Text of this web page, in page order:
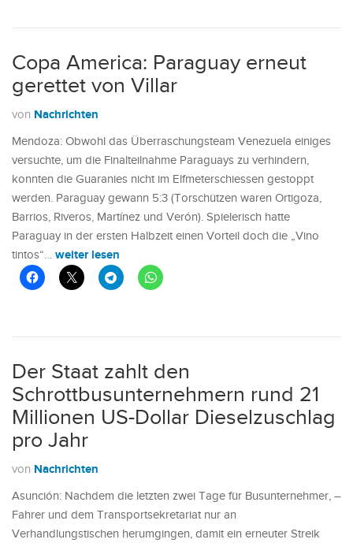
Copa America: Paraguay erneut
gerettet von Villar
von Nachrichten
Mendoza: Obwohl das Überraschungsteam Venezuela einiges
versuchte, um die Finalteilnahme Paraguays zu verhindern,
konnten die Guaranies nicht im Elfmeterschiessen gestoppt
werden. Paraguay gewann 5:3 (Torschützen waren Ortigoza,
Barrios, Riveros, Martínez und Verón). Spielerisch hatte
Paraguay in der ersten Halbzeit einen Vorteil doch die „Vino
tintos“… weiter lesen
Der Staat zahlt den
Schrottbusunternehmern rund 21
Millionen US-Dollar Dieselzuschlag
pro Jahr
von Nachrichten
Asunción: Nachdem die letzten zwei Tage für Busunternehmer, –
Fahrer und dem Transportsekretariat nur an
Verhandlungstischen herumgingen, damit ein erneuter Streik